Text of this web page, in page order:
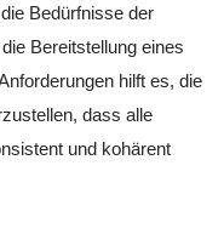
Bedürfnisse der
Bereitstellung eines
hilft es, die
dass alle
und kohärent